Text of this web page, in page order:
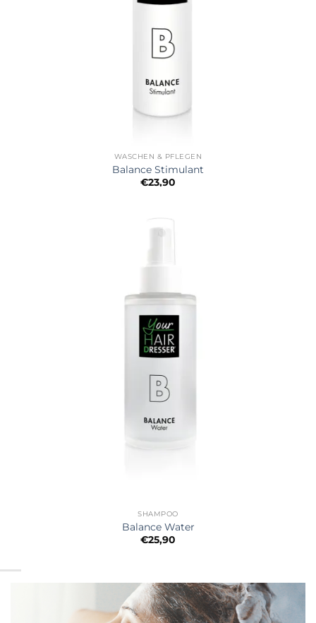
WASCHEN & PFLEGEN
Balance Stimulant
€23,90
SHAMPOO
Balance Water
€25,90